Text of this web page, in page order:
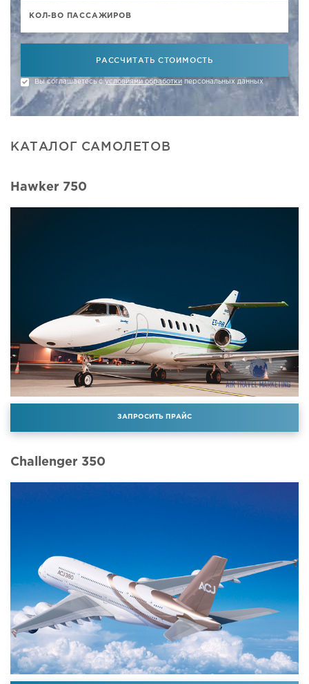
РАССЧИТАТЬ СТОИМОСТЬ
Вы соглашаетесь с условиями обработки персональных данных
КАТАЛОГ САМОЛЕТОВ
Hawker 750
ЗАПРОСИТЬ ПРАЙС
Challenger 350